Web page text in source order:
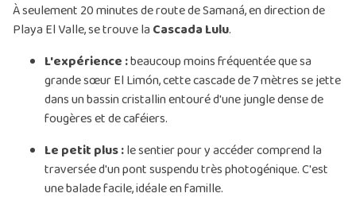
À seulement 20 minutes de route de Samaná, en direction de
Playa El Valle, se trouve la Cascada Lulu.
L'expérience :beaucoup moins fréquentée que sa
grande sœur El Limón, cette cascade de 7 mètres se jette
dans un bassin cristallin entouré d'une jungle dense de
fougères et de caféiers.
Le petit plus :le sentier pour y accéder comprend la
traversée d'un pont suspendu très photogénique. C'est
une balade facile, idéale en famille.